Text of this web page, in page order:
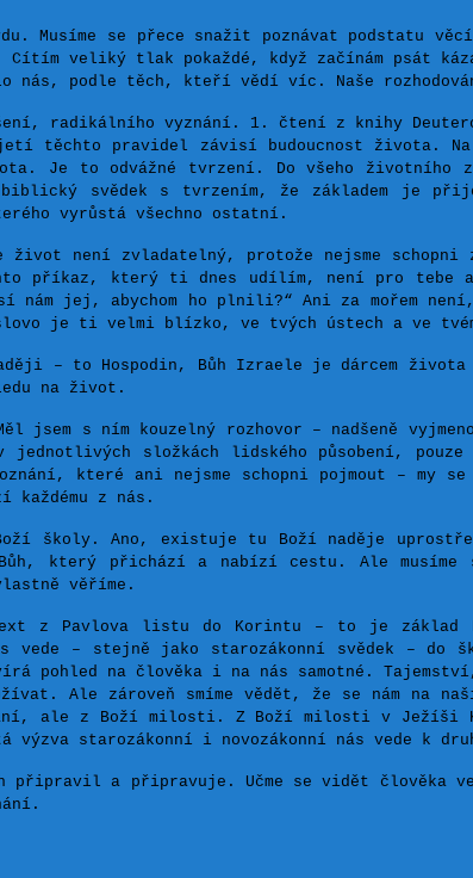
Musíme se přece snažit poznávat podstatu
Cítím veliký tlak pokaždé, když začínám
nás, podle těch, kteří vědí víc. Naše
radikálního vyznání. 1. čtení z knihy
těchto pravidel závisí budoucnost života.
Je to odvážné tvrzení. Do všeho životního
biblický svědek s tvrzením, že základem
vyrůstá všechno ostatní.
není zvladatelný, protože nejsme schopni
příkaz, který ti dnes udílím, není pro tebe
nám jej, abychom ho plnili?“ Ani za mořem
je ti velmi blízko, ve tvých ústech a ve
– to Hospodin, Bůh Izraele je dárcem
na život.
Měl jsem s ním kouzelný rozhovor – nadšeně
jednotlivých složkách lidského působení,
které ani nejsme schopni pojmout – my
z nás.
školy. Ano, existuje tu Boží naděje
který přichází a nabízí cestu. Ale musíme
věříme.
z Pavlova listu do Korintu – to je základ
– stejně jako starozákonní svědek – do
na člověka i na nás samotné.
Ale zároveň smíme vědět, že se nám na
ale z Boží milosti. Z Boží milosti v Ježíši
výzva starozákonní i novozákonní nás vede k
připravil a připravuje. Učme se vidět člověka